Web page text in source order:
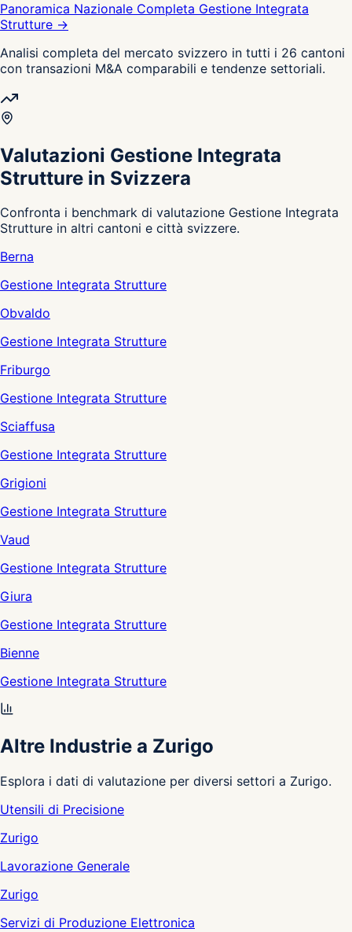
Panoramica Nazionale Completa Gestione Integrata
Strutture →
Analisi completa del mercato svizzero in tutti i 26 cantoni
con transazioni M&A comparabili e tendenze settoriali.
Valutazioni Gestione Integrata
Strutture in Svizzera
Confronta i benchmark di valutazione Gestione Integrata
Strutture in altri cantoni e città svizzere.
Berna
Gestione Integrata Strutture
Obvaldo
Gestione Integrata Strutture
Friburgo
Gestione Integrata Strutture
Sciaffusa
Gestione Integrata Strutture
Grigioni
Gestione Integrata Strutture
Vaud
Gestione Integrata Strutture
Giura
Gestione Integrata Strutture
Bienne
Gestione Integrata Strutture
Altre Industrie a Zurigo
Esplora i dati di valutazione per diversi settori a Zurigo.
Utensili di Precisione
Zurigo
Lavorazione Generale
Zurigo
Servizi di Produzione Elettronica